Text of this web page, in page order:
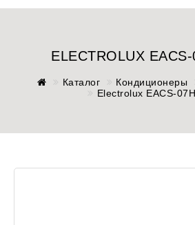
Русский English
Монтаж кондиционеров
Контакты
ELECTROLUX
Каталог Кондиционеры
Electrolux EACS-